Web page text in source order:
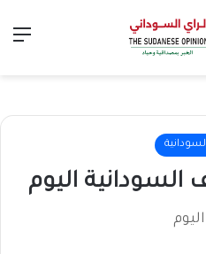
السودانية اليوم